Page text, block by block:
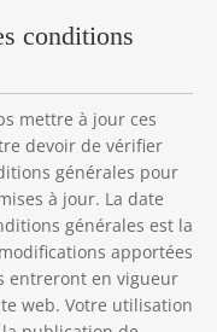
conditions
mettre à jour ces
devoir de vérifier
générales pour
à jour. La date
générales est la
apportées
entreront en vigueur
web. Votre utilisation